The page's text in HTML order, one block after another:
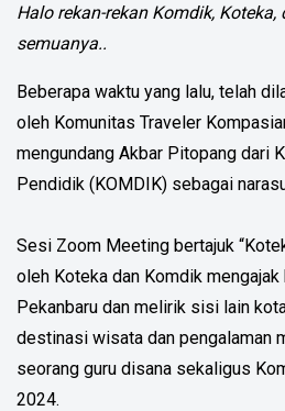
Halo rekan-rekan Komdik,
semuanya..
Beberapa waktu yang lalu, telah
oleh Komunitas Traveler
mengundang Akbar Pitopang dari
Pendidik (KOMDIK) sebagai
Sesi Zoom Meeting bertajuk
oleh Koteka dan Komdik
Pekanbaru dan melirik sisi lain
destinasi wisata dan pengalaman
seorang guru disana sekaligus
2024.